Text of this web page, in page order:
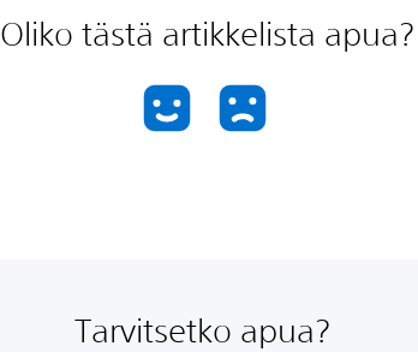
Oliko tästä artikkelista apua?
Tarvitsetko apua?